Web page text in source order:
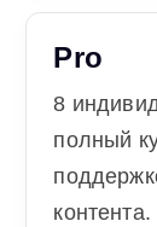
Pro
8
полный
контента.